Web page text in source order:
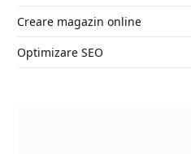
Creare magazin online
Optimizare SEO